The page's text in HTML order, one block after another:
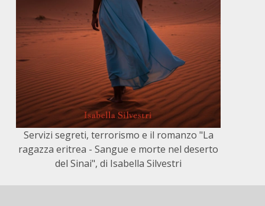
Servizi segreti, terrorismo e il romanzo "La
ragazza eritrea - Sangue e morte nel deserto
del Sinai", di Isabella Silvestri